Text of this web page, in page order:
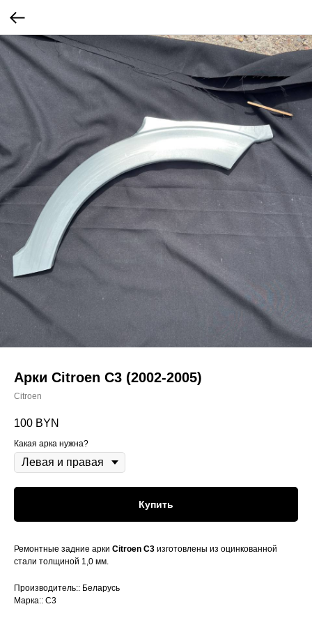
Арки Citroen C3 (2002-2005)
Citroen
100 BYN
Какая арка нужна?
Купить
Ремонтные задние арки Citroen C3 изготовлены из оцинкованной
стали толщиной 1,0 мм.
Производитель:: Беларусь
Марка:: C3